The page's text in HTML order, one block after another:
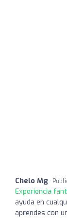
Chelo Mg
Experiencia
ayuda en
aprendes con